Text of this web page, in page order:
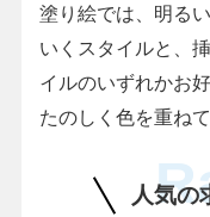
塗り絵では、明る
いくスタイルと、
イルのいずれかお
たのしく色を重ね
人気の